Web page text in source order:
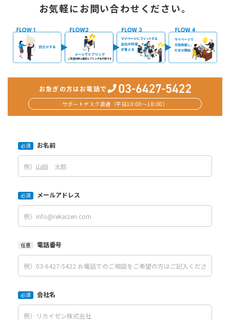
お気軽にお問い合わせください。
お急ぎの方はお電話で
サポートデスク直通（平日10:00〜18:00）
必須 お名前
必須 メールアドレス
任意 電話番号
必須 会社名